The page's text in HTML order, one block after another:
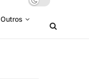
Outros